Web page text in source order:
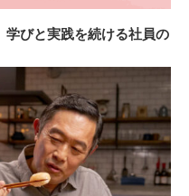
学びと実践を続ける社員の